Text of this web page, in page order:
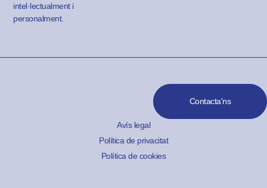
intel·lectualment i
personalment.
Contacta'ns
Avís legal
Política de privacitat
Política de cookies